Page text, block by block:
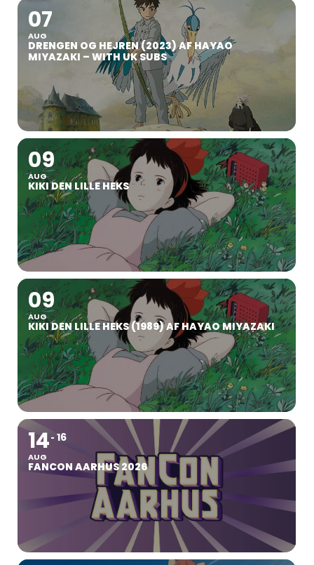
07
AUG
DRENGEN OG HEJREN (2023) AF HAYAO
MIYAZAKI – WITH UK SUBS
09
AUG
KIKI DEN LILLE HEKS
09
AUG
KIKI DEN LILLE HEKS (1989) AF HAYAO MIYAZAKI
14
AUG
16
FANCON AARHUS 2026